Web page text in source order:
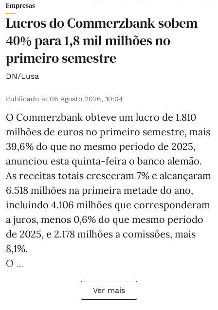
Empresas
Lucros do Commerzbank sobem
40% para 1,8 mil milhões no
primeiro semestre
DN/Lusa
Publicado a: 06 Agosto 2026, 10:04
O Commerzbank obteve um lucro de 1.810
milhões de euros no primeiro semestre, mais
39,6% do que no mesmo período de 2025,
anunciou esta quinta-feira o banco alemão.
As receitas totais cresceram 7% e alcançaram
6.518 milhões na primeira metade do ano,
incluindo 4.106 milhões que corresponderam
a juros, menos 0,6% do que mesmo período
de 2025, e 2.178 milhões a comissões, mais
8,1%.
O ...
Ver mais